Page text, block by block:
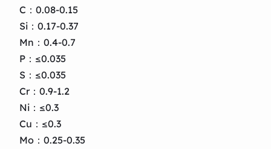
C：0.08-0.15
Si：0.17-0.37
Mn：0.4-0.7
P：≤0.035
S：≤0.035
Cr：0.9-1.2
Ni：≤0.3
Cu：≤0.3
Mo：0.25-0.35